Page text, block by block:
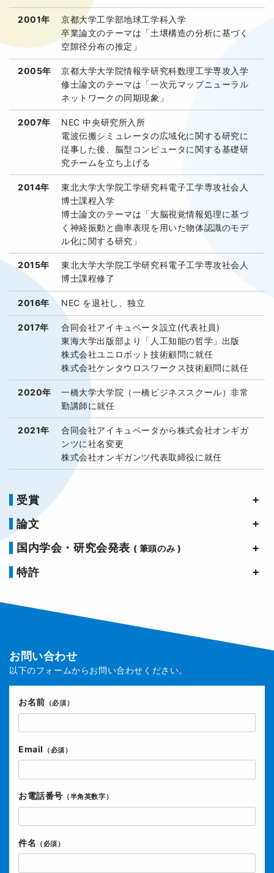
2001年
京都大学工学部地球工学科入学
卒業論文のテーマは「土壌構造の分析に基づく
空隙径分布の推定」
2005年
京都大学大学院情報学研究科数理工学専攻入学
修士論文のテーマは「一次元マップニューラル
ネットワークの同期現象」
2007年
NEC 中央研究所入所
電波伝搬シミュレータの広域化に関する研究に
従事した後、脳型コンピュータに関する基礎研
究チームを立ち上げる
2014年
東北大学大学院工学研究科電子工学専攻社会人
博士課程入学
博士論文のテーマは「大脳視覚情報処理に基づ
く神経振動と曲率表現を用いた物体認識のモデ
ル化に関する研究」
2015年
東北大学大学院工学研究科電子工学専攻社会人
博士課程修了
2016年 NEC を退社し、独立
2017年
合同会社アイキュベータ設立(代表社員)
東海大学出版部より「人工知能の哲学」出版
株式会社ユニロボット技術顧問に就任
株式会社ケンタウロスワークス技術顧問に就任
2020年
一橋大学大学院（一橋ビジネススクール）非常
勤講師に就任
2021年
合同会社アイキュベータから株式会社オンギガ
ンツに社名変更
株式会社オンギガンツ代表取締役に就任
受賞
論文
国内学会・研究会発表 ( 筆頭のみ )
特許
お問い合わせ
以下のフォームからお問い合わせください。
お名前 （必須）
Email （必須）
お電話番号 （半角英数字）
件名 （必須）